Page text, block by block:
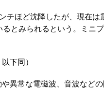
ほど沈降したが、現在は
とみられるという。ミニ
下同）
異常な電磁波、音波など